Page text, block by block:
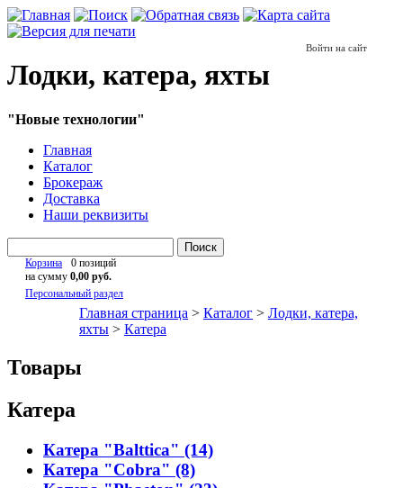
Войти на сайт
Лодки, катера, яхты
"Новые технологии"
Главная
Каталог
Брокераж
Доставка
Наши реквизиты
Поиск
Корзина
0 позиций
на сумму 0,00 руб.
Персональный раздел
Главная страница > Каталог > Лодки, катера,
яхты > Катера
Товары
Катера
Катера "Balttica" (14)
Катера "Cobra" (8)